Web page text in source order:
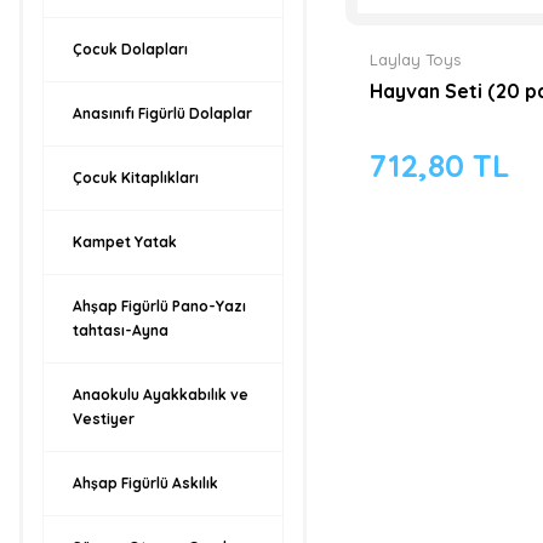
Çocuk Dolapları
Anasınıfı Figürlü Dolaplar
Çocuk Kitaplıkları
Kampet Yatak
Ahşap Figürlü Pano-Yazı
tahtası-Ayna
Anaokulu Ayakkabılık ve
Vestiyer
Ahşap Figürlü Askılık
Laylay Toys
Hayvan Seti (20
712,80 TL